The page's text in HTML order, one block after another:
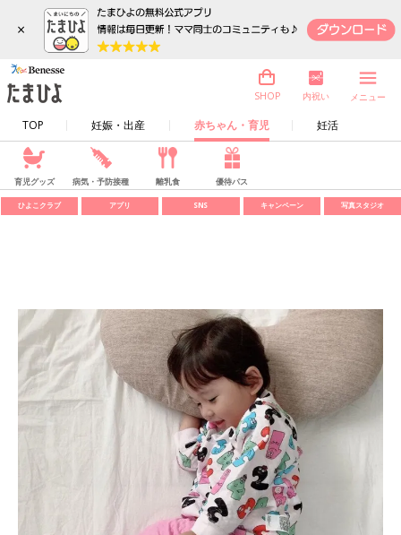
×
TOP 妊娠・出産 赤ちゃん・育児 妊活
SHOP 内祝い メニュー
育児グッズ 病気・予防接種 離乳食 優待パス
ひよこクラブ アプリ SNS キャンペーン 写真スタジオ